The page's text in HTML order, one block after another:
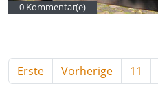
0 Kommentar(e)
Erste Vorherige 11